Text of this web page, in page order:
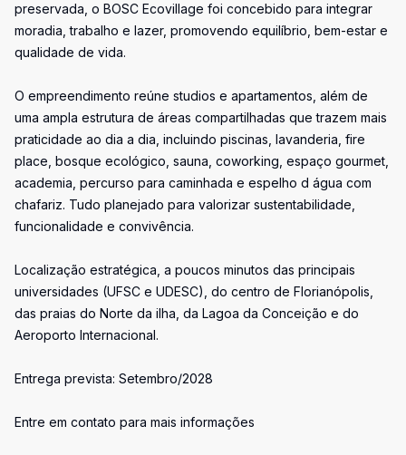
preservada, o BOSC Ecovillage foi concebido para integrar
moradia, trabalho e lazer, promovendo equilíbrio, bem-estar e
qualidade de vida.
O empreendimento reúne studios e apartamentos, além de
uma ampla estrutura de áreas compartilhadas que trazem mais
praticidade ao dia a dia, incluindo piscinas, lavanderia, fire
place, bosque ecológico, sauna, coworking, espaço gourmet,
academia, percurso para caminhada e espelho d água com
chafariz. Tudo planejado para valorizar sustentabilidade,
funcionalidade e convivência.
Localização estratégica, a poucos minutos das principais
universidades (UFSC e UDESC), do centro de Florianópolis,
das praias do Norte da ilha, da Lagoa da Conceição e do
Aeroporto Internacional.
Entrega prevista: Setembro/2028
Entre em contato para mais informações